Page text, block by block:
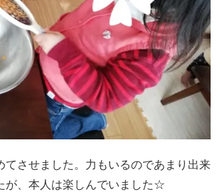
てさせました。力もいるのであまり出来
が、本人は楽しんでいました☆